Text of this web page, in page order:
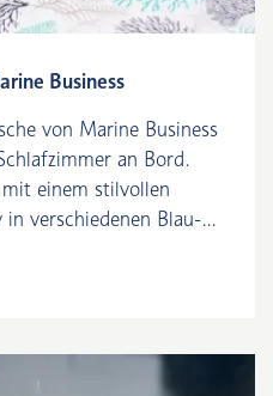
Business
von Marine Business
an Bord.
einem stilvollen
verschiedenen Blau-...